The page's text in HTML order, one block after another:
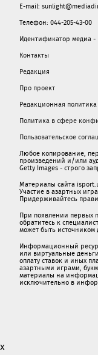
E-mail:
Телефон: 044-205-43-00
Идентификатор медиа -
Контакты
Редакция
Про проект
Редакционная политика
Политика в сфере
Пользовательское
Любое копирование,
произведений и/или
Getty Images - строго
Материалы сайта
Участие в азартных
Придерживайтесь
При появлении первых
обратитесь к
может быть источником
Информационный
или виртуальные
oплaту ставок и иных
азартными игрaми,
материалы на
исключительно в
x